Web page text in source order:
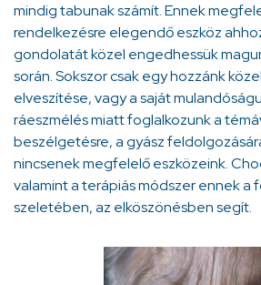
mindig tabunak számít. Ennek
rendelkezésre elegendő eszköz
gondolatát közel engedhessük
során. Sokszor csak egy hozzánk
elveszítése, vagy a saját
ráeszmélés miatt foglalkozunk a
beszélgetésre, a gyász
nincsenek megfelelő eszközeink.
valamint a terápiás módszer ennek a
szeletében, az elköszönésben segít.